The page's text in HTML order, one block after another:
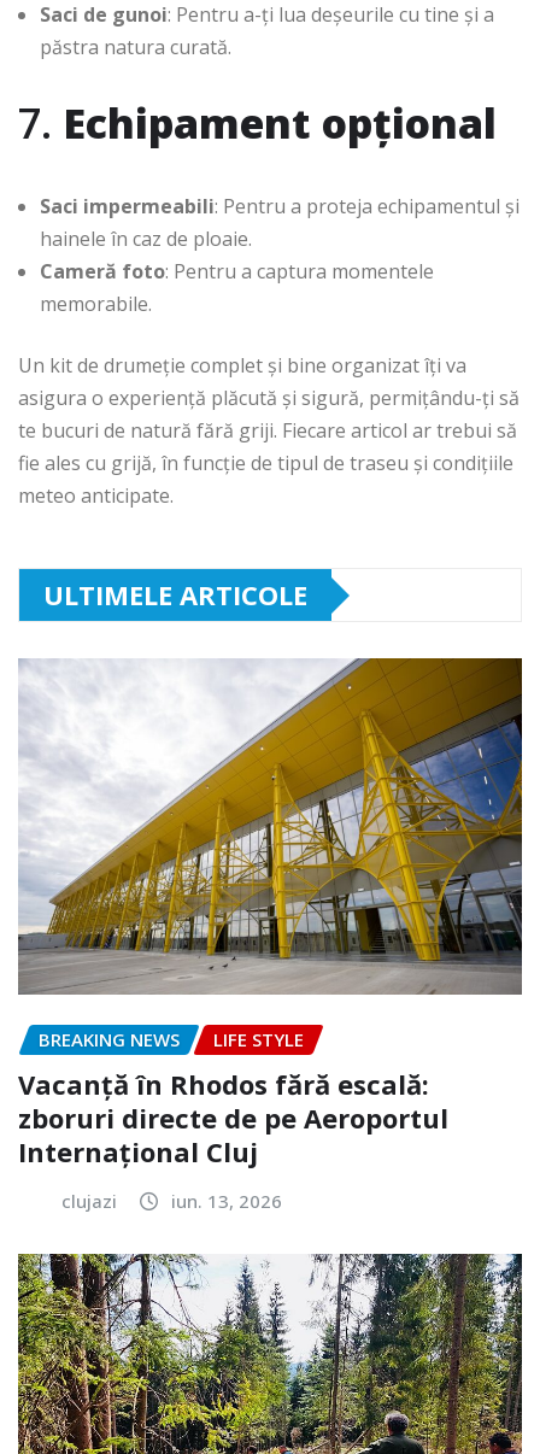
Saci de gunoi: Pentru a-ți lua deșeurile cu tine și a
păstra natura curată.
7. Echipament opțional
Saci impermeabili: Pentru a proteja echipamentul și
hainele în caz de ploaie.
Cameră foto: Pentru a captura momentele
memorabile.
Un kit de drumeție complet și bine organizat îți va
asigura o experiență plăcută și sigură, permițându-ți să
te bucuri de natură fără griji. Fiecare articol ar trebui să
fie ales cu grijă, în funcție de tipul de traseu și condițiile
meteo anticipate.
ULTIMELE ARTICOLE
BREAKING NEWS LIFE STYLE
Vacanță în Rhodos fără escală:
zboruri directe de pe Aeroportul
Internațional Cluj
clujazi iun. 13, 2026